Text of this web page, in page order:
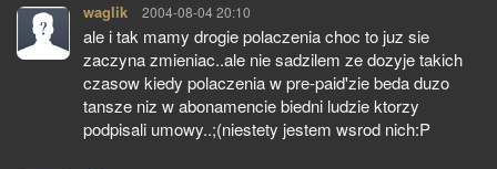
waglik pisze:
2004-08-04 20:10
ale i tak mamy drogie polaczenia choc to juz sie
zaczyna zmieniac..ale nie sadzilem ze dozyje takich
czasow kiedy polaczenia w pre-paid'zie beda duzo
tansze niz w abonamencie biedni ludzie ktorzy
podpisali umowy..;(niestety jestem wsrod nich:P